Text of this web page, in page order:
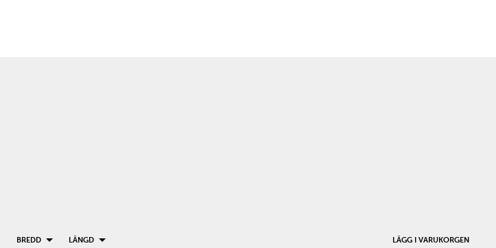
BREDD LÄNGD LÄGG I VARUKORGEN